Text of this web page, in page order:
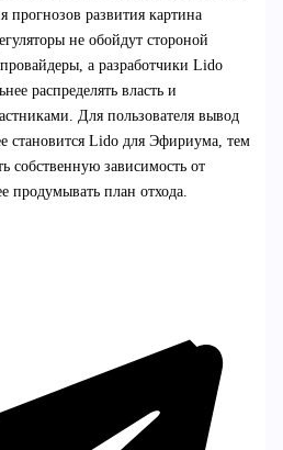
прогнозов развития картина
не обойдут стороной
а разработчики Lido
распределять власть и
Для пользователя вывод
становится Lido для Эфириума, тем
собственную зависимость от
продумывать план отхода.